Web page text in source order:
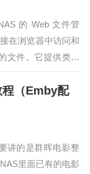
的 Web 文件管
在浏览器中访问和
文件。它提供类似
的操作体验，他的
分享、挂载等,有
解！教程开始！
（Emby配
讲的是群晖电影整
里面已有的电影